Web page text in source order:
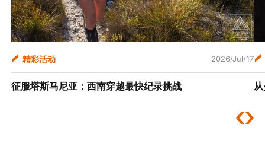
精彩活动 2026/Jul/17
征服塔斯马尼亚：西南穿越最快纪录挑战